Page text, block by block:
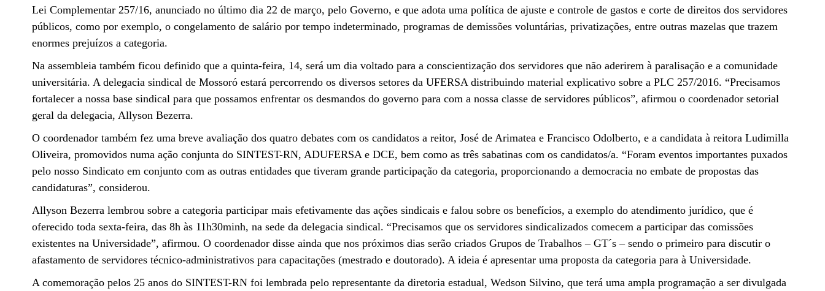
Lei Complementar 257/16, anunciado no último dia 22 de março, pelo Governo, e que adota uma política de ajuste e controle de gastos e corte de direitos dos servidores
públicos, como por exemplo, o congelamento de salário por tempo indeterminado, programas de demissões voluntárias, privatizações, entre outras mazelas que trazem
enormes prejuízos a categoria.
Na assembleia também ficou definido que a quinta-feira, 14, será um dia voltado para a conscientização dos servidores que não aderirem à paralisação e a comunidade
universitária. A delegacia sindical de Mossoró estará percorrendo os diversos setores da UFERSA distribuindo material explicativo sobre a PLC 257/2016. “Precisamos
fortalecer a nossa base sindical para que possamos enfrentar os desmandos do governo para com a nossa classe de servidores públicos”, afirmou o coordenador setorial
geral da delegacia, Allyson Bezerra.
O coordenador também fez uma breve avaliação dos quatro debates com os candidatos a reitor, José de Arimatea e Francisco Odolberto, e a candidata à reitora Ludimilla
Oliveira, promovidos numa ação conjunta do SINTEST-RN, ADUFERSA e DCE, bem como as três sabatinas com os candidatos/a. “Foram eventos importantes puxados
pelo nosso Sindicato em conjunto com as outras entidades que tiveram grande participação da categoria, proporcionando a democracia no embate de propostas das
candidaturas”, considerou.
Allyson Bezerra lembrou sobre a categoria participar mais efetivamente das ações sindicais e falou sobre os benefícios, a exemplo do atendimento jurídico, que é
oferecido toda sexta-feira, das 8h às 11h30minh, na sede da delegacia sindical. “Precisamos que os servidores sindicalizados comecem a participar das comissões
existentes na Universidade”, afirmou. O coordenador disse ainda que nos próximos dias serão criados Grupos de Trabalhos – GT´s – sendo o primeiro para discutir o
afastamento de servidores técnico-administrativos para capacitações (mestrado e doutorado). A ideia é apresentar uma proposta da categoria para à Universidade.
A comemoração pelos 25 anos do SINTEST-RN foi lembrada pelo representante da diretoria estadual, Wedson Silvino, que terá uma ampla programação a ser divulgada